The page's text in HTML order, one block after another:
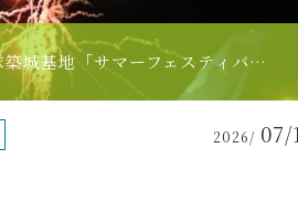
2026/ 07/
航空自衛隊築城基地「サマーフェスティバル2026」出演！